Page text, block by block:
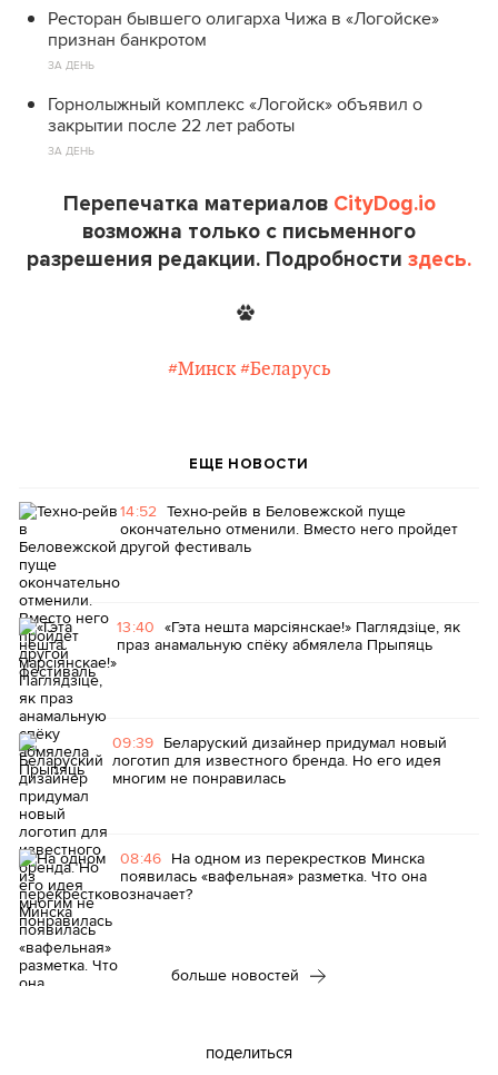
Ресторан бывшего олигарха Чижа в «Логойске»
признан банкротом
ЗА ДЕНЬ
Горнолыжный комплекс «Логойск» объявил о
закрытии после 22 лет работы
ЗА ДЕНЬ
Перепечатка материалов CityDog.io
возможна только с письменного
разрешения редакции. Подробности здесь.
#Минск #Беларусь
ЕЩЕ НОВОСТИ
14:52 Техно-рейв в Беловежской пуще
окончательно отменили. Вместо него пройдет
другой фестиваль
13:40 «Гэта нешта марсіянскае!» Паглядзіце, як
праз анамальную спёку абмялела Прыпяць
09:39 Беларуский дизайнер придумал новый
логотип для известного бренда. Но его идея
многим не понравилась
08:46 На одном из перекрестков Минска
появилась «вафельная» разметка. Что она
означает?
больше новостей
поделиться